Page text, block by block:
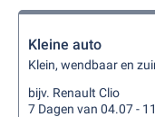
Kleine auto
Klein, wendbaar en
bijv. Renault Clio
7 Dagen van 04.07 -